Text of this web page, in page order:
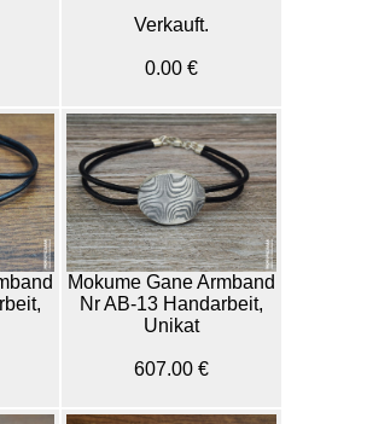
Verkauft.
0.00 €
Mokume Gane Armband
Nr AB-13 Handarbeit,
Unikat
607.00 €